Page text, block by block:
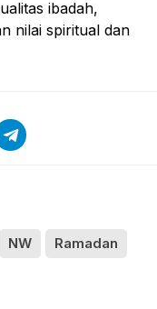
ibadah,
nilai spiritual dan
NW Ramadan